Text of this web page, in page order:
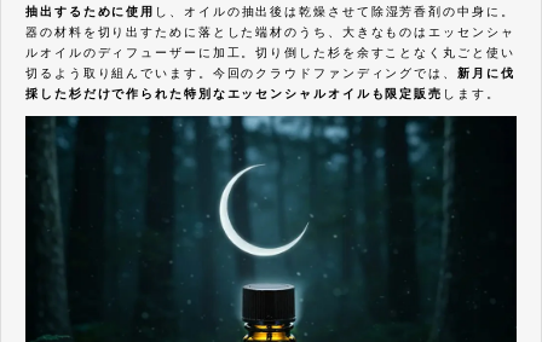
抽出するために使用 し、オイルの抽出後は乾燥させて除湿芳香剤の中身に。
器の材料を切り出すために落とした端材のうち、大きなものはエッセンシャ
ルオイルのディフューザーに加工。切り倒した杉を余すことなく丸ごと使い
切るよう取り組んでいます。今回のクラウドファンディングでは、 新月に伐
採した杉だけで作られた特別なエッセンシャルオイルも限定販売 します。